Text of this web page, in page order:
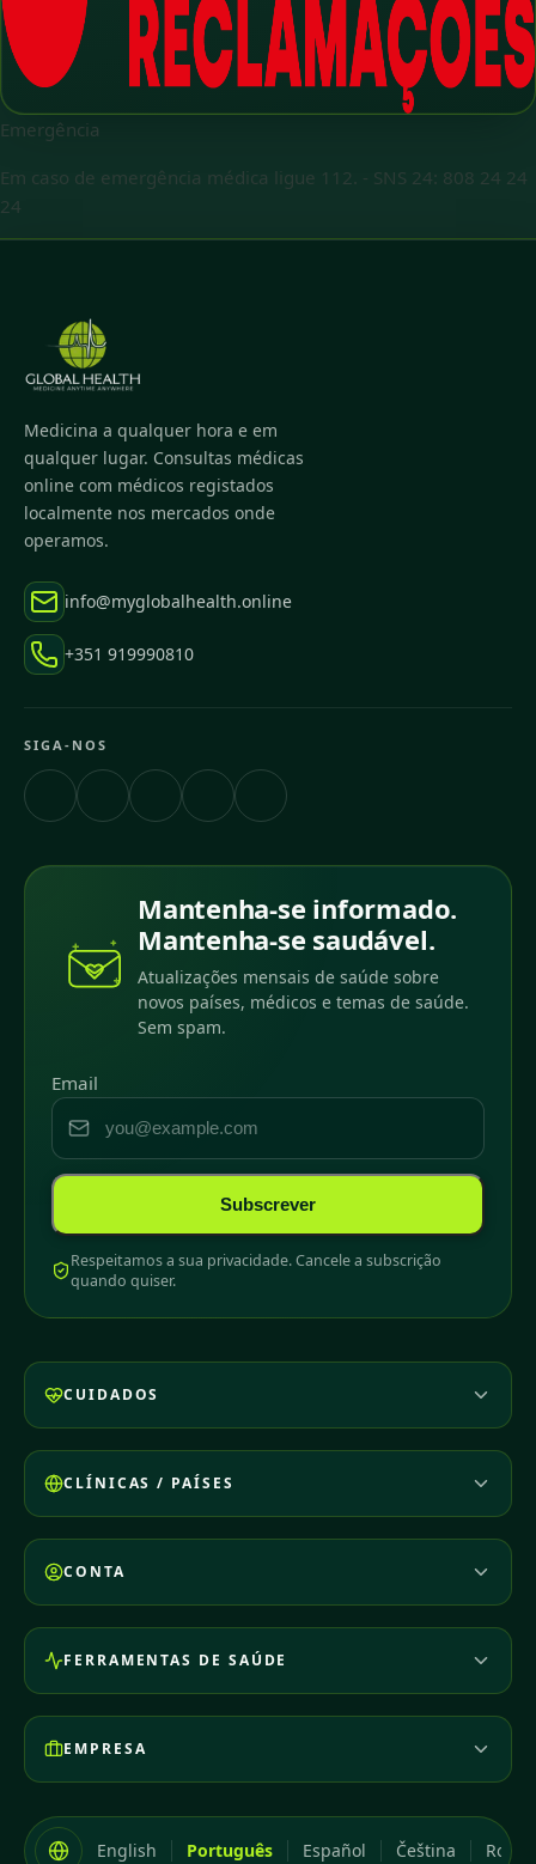
Emergência
Em caso de emergência médica ligue 112. - SNS 24: 808 24 24
24
Medicina a qualquer hora e em
qualquer lugar. Consultas médicas
online com médicos registados
localmente nos mercados onde
operamos.
info@myglobalhealth.online
+351 919990810
SIGA-NOS
Mantenha-se informado.
Mantenha-se saudável.
Atualizações mensais de saúde sobre
novos países, médicos e temas de saúde.
Sem spam.
Email
Subscrever
Respeitamos a sua privacidade. Cancele a subscrição
quando quiser.
CUIDADOS
CLÍNICAS / PAÍSES
CONTA
FERRAMENTAS DE SAÚDE
EMPRESA
English Português Español Čeština